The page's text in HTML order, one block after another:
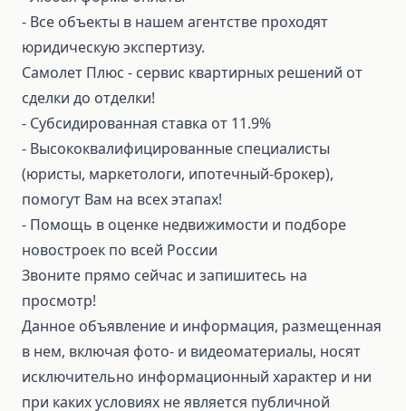
⁃ Все объекты в нашем агентстве проходят
юридическую экспертизу.
Самолет Плюс - сервис квартирных решений от
сделки до отделки!
⁃ Субсидированная ставка от 11.9%
⁃ Высококвалифицированные специалисты
(юристы, маркетологи, ипотечный-брокер),
помогут Вам на всех этапах!
⁃ Помощь в оценке недвижимости и подборе
новостроек по всей России
Звоните прямо сейчас и запишитесь на
просмотр!
Данное объявление и информация, размещенная
в нем, включая фото- и видеоматериалы, носят
исключительно информационный характер и ни
при каких условиях не является публичной